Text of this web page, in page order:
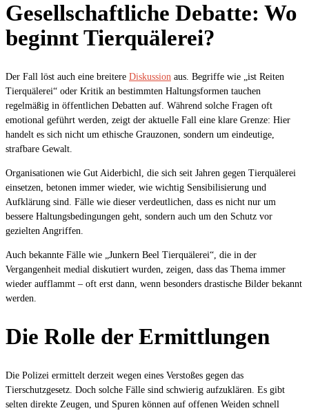
Gesellschaftliche Debatte: Wo
beginnt Tierquälerei?
Der Fall löst auch eine breitere Diskussion aus. Begriffe wie „ist Reiten
Tierquälerei“ oder Kritik an bestimmten Haltungsformen tauchen
regelmäßig in öffentlichen Debatten auf. Während solche Fragen oft
emotional geführt werden, zeigt der aktuelle Fall eine klare Grenze: Hier
handelt es sich nicht um ethische Grauzonen, sondern um eindeutige,
strafbare Gewalt.
Organisationen wie Gut Aiderbichl, die sich seit Jahren gegen Tierquälerei
einsetzen, betonen immer wieder, wie wichtig Sensibilisierung und
Aufklärung sind. Fälle wie dieser verdeutlichen, dass es nicht nur um
bessere Haltungsbedingungen geht, sondern auch um den Schutz vor
gezielten Angriffen.
Auch bekannte Fälle wie „Junkern Beel Tierquälerei“, die in der
Vergangenheit medial diskutiert wurden, zeigen, dass das Thema immer
wieder aufflammt – oft erst dann, wenn besonders drastische Bilder bekannt
werden.
Die Rolle der Ermittlungen
Die Polizei ermittelt derzeit wegen eines Verstoßes gegen das
Tierschutzgesetz. Doch solche Fälle sind schwierig aufzuklären. Es gibt
selten direkte Zeugen, und Spuren können auf offenen Weiden schnell